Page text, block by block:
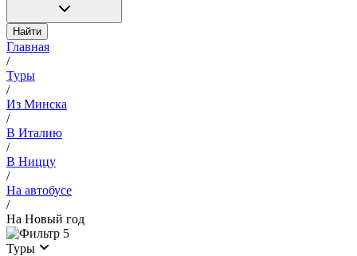
Найти
Главная
/
Туры
/
Из Минска
/
В Италию
/
В Ниццу
/
На автобусе
/
На Новый год
5
Туры